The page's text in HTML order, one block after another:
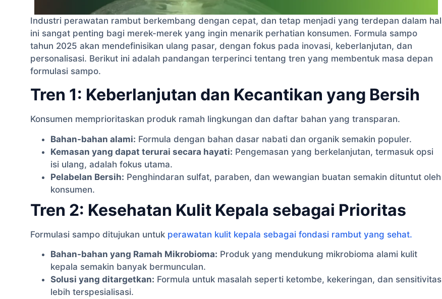
Industri perawatan rambut berkembang dengan cepat, dan tetap menjadi yang terdepan dalam hal
ini sangat penting bagi merek-merek yang ingin menarik perhatian konsumen. Formula sampo
tahun 2025 akan mendefinisikan ulang pasar, dengan fokus pada inovasi, keberlanjutan, dan
personalisasi. Berikut ini adalah pandangan terperinci tentang tren yang membentuk masa depan
formulasi sampo.
Tren 1: Keberlanjutan dan Kecantikan yang Bersih
Konsumen memprioritaskan produk ramah lingkungan dan daftar bahan yang transparan.
Bahan-bahan alami: Formula dengan bahan dasar nabati dan organik semakin populer.
Kemasan yang dapat terurai secara hayati: Pengemasan yang berkelanjutan, termasuk opsi
isi ulang, adalah fokus utama.
Pelabelan Bersih: Penghindaran sulfat, paraben, dan wewangian buatan semakin dituntut oleh
konsumen.
Tren 2: Kesehatan Kulit Kepala sebagai Prioritas
Formulasi sampo ditujukan untuk perawatan kulit kepala sebagai fondasi rambut yang sehat.
Bahan-bahan yang Ramah Mikrobioma: Produk yang mendukung mikrobioma alami kulit
kepala semakin banyak bermunculan.
Solusi yang ditargetkan: Formula untuk masalah seperti ketombe, kekeringan, dan sensitivitas
lebih terspesialisasi.